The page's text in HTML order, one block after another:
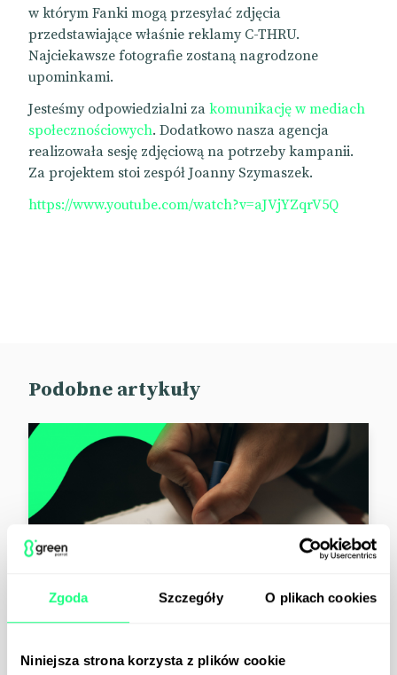
Zgoda Szczegóły O plikach cookies
Niniejsza strona korzysta z plików cookie
w którym Fanki mogą przesyłać zdjęcia
przedstawiające właśnie reklamy C-THRU.
Najciekawsze fotografie zostaną nagrodzone
upominkami.
Jesteśmy odpowiedzialni za komunikację w mediach
społecznościowych. Dodatkowo nasza agencja
realizowała sesję zdjęciową na potrzeby kampanii.
Za projektem stoi zespół Joanny Szymaszek.
https://www.youtube.com/watch?v=aJVjYZqrV5Q
Podobne artykuły